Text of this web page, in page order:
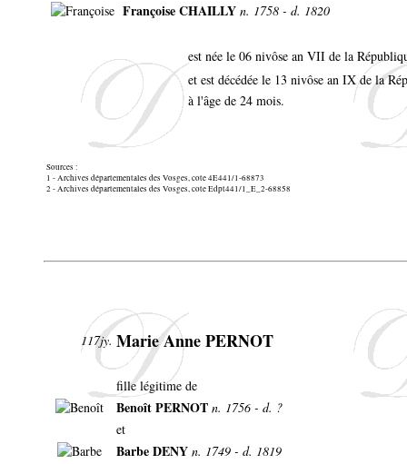
Françoise CHAILLY n. 1758 - d. 1820
est née le 06 nivôse an VII de la
et est décédée le 13 nivôse an IX de la
à l'âge de 24 mois.
Sources :
1 - Archives départementales des Vosges, cote 4E441/1-68873
2 - Archives départementales des Vosges, cote Edpt441/1_E_2-68858
117jy. Marie Anne PERNOT
fille légitime de
Benoît PERNOT n. 1756 - d. ?
et
Barbe DENY n. 1749 - d. 1819